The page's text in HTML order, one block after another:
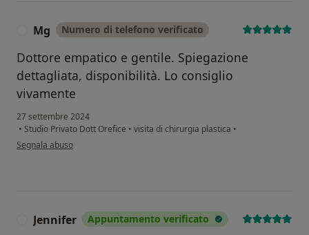
Mg Numero di telefono verificato
Dottore empatico e gentile. Spiegazione
dettagliata, disponibilità. Lo consiglio
vivamente
27 settembre 2024
• Studio Privato Dott Orefice • visita di chirurgia plastica •
secondo l'opinione dell'utente Mg
Segnala abuso
Jennifer Appuntamento verificato